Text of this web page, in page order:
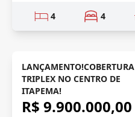
4 4
TRIPLEX
Vídeo
LANÇAMENTO!COBERTURA
TRIPLEX NO CENTRO DE
ITAPEMA!
R$ 9.900.000,00